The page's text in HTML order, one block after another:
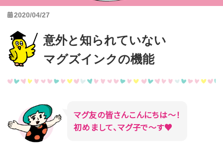
2020/04/27
意外と知られていない
マグズインクの機能
マグ友の皆さんこんにちは～！
初めまして、マグ子で～す♥